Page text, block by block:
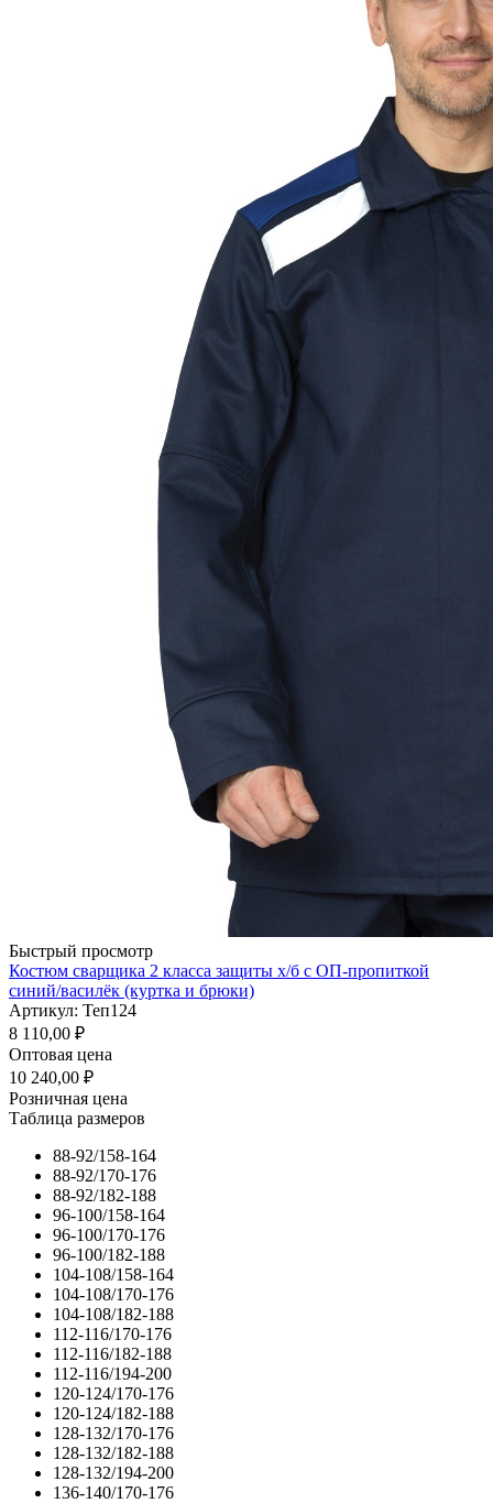
Быстрый просмотр
Костюм сварщика 2 класса защиты х/б с ОП-пропиткой
синий/василёк (куртка и брюки)
Артикул: Теп124
8 110,00 ₽
Оптовая цена
10 240,00 ₽
Розничная цена
Таблица размеров
88-92/158-164
88-92/170-176
88-92/182-188
96-100/158-164
96-100/170-176
96-100/182-188
104-108/158-164
104-108/170-176
104-108/182-188
112-116/170-176
112-116/182-188
112-116/194-200
120-124/170-176
120-124/182-188
128-132/170-176
128-132/182-188
128-132/194-200
136-140/170-176